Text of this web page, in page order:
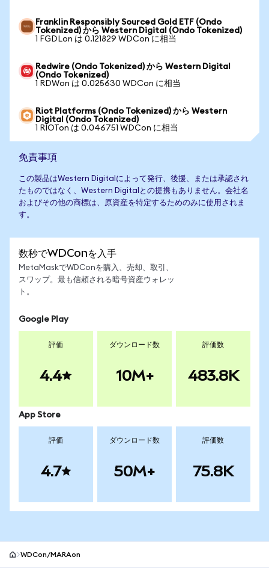
Franklin Responsibly Sourced Gold ETF (Ondo
Tokenized) から Western Digital (Ondo Tokenized)
1 FGDLon は 0.121829 WDCon に相当
Redwire (Ondo Tokenized) から Western Digital
(Ondo Tokenized)
1 RDWon は 0.025630 WDCon に相当
Riot Platforms (Ondo Tokenized) から Western
Digital (Ondo Tokenized)
1 RIOTon は 0.046751 WDCon に相当
免責事項
この製品はWestern Digitalによって発行、後援、または承認され
たものではなく、Western Digitalとの提携もありません。会社名
およびその他の商標は、原資産を特定するためのみに使用されま
す。
数秒でWDConを入手
MetaMaskでWDConを購入、売却、取引、
スワップ。最も信頼される暗号資産ウォレッ
ト。
Google Play
評価
4.4
ダウンロード数
10M+
評価数
483.8K
App Store
評価
4.7
ダウンロード数
50M+
評価数
75.8K
WDCon/MARAon